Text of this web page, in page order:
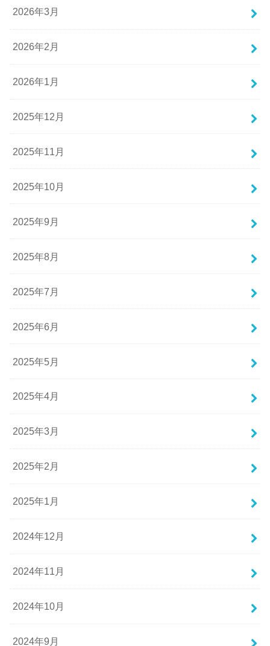
2026年3月
2026年2月
2026年1月
2025年12月
2025年11月
2025年10月
2025年9月
2025年8月
2025年7月
2025年6月
2025年5月
2025年4月
2025年3月
2025年2月
2025年1月
2024年12月
2024年11月
2024年10月
2024年9月